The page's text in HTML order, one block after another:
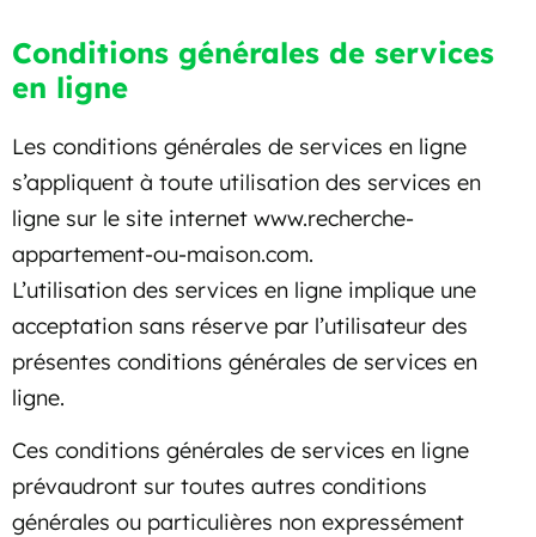
Conditions générales de services
en ligne
Les conditions générales de services en ligne
s’appliquent à toute utilisation des services en
ligne sur le site internet www.recherche-
appartement-ou-maison.com.
L’utilisation des services en ligne implique une
acceptation sans réserve par l’utilisateur des
présentes conditions générales de services en
ligne.
Ces conditions générales de services en ligne
prévaudront sur toutes autres conditions
générales ou particulières non expressément